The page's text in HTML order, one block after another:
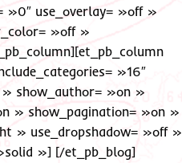
»0″ use_overlay= »off »
»off »
»16″
show_author= »on »
» show_pagination= »on »
» use_dropshadow= »off »
»] [/et_pb_blog]